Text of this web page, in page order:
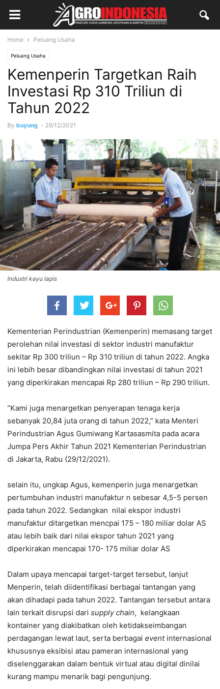
Home Peluang Usaha
Peluang Usaha
Kemenperin Targetkan Raih
Investasi Rp 310 Triliun di
Tahun 2022
By buyung - 29/12/2021
Industri kayu lapis
Kementerian Perindustrian (Kemenperin) memasang target
perolehan nilai investasi di sektor industri manufaktur
sekitar Rp 300 triliun – Rp 310 triliun di tahun 2022. Angka
ini lebih besar dibandingkan nilai investasi di tahun 2021
yang diperkirakan mencapai Rp 280 triliun – Rp 290 triliun.
“Kami juga menargetkan penyerapan tenaga kerja
sebanyak 20,84 juta orang di tahun 2022,” kata Menteri
Perindustrian Agus Gumiwang Kartasasmita pada acara
Jumpa Pers Akhir Tahun 2021 Kementerian Perindustrian
di Jakarta, Rabu (29/12/2021).
selain itu, ungkap Agus, kemenperin juga menargetkan
pertumbuhan industri manufaktur n sebesar 4,5-5 persen
pada tahun 2022. Sedangkan nilai ekspor industri
manufaktur ditargetkan mencpai 175 – 180 miliar dolar AS
atau lebih baik dari nilai ekspor tahun 2021 yang
diperkirakan mencapai 170- 175 miliar dolar AS
Dalam upaya mencapai target-target tersebut, lanjut
Menperin, telah diidentifikasi berbagai tantangan yang
akan dihadapi pada tahun 2022. Tantangan tersebut antara
lain terkait disrupsi dari supply chain, kelangkaan
kontainer yang diakibatkan oleh ketidakseimbangan
perdagangan lewat laut, serta berbagai eventinternasional
khususnya eksibisi atau pameran internasional yang
diselenggarakan dalam bentuk virtual atau digital dinilai
kurang mampu menarik bagi pengunjung.